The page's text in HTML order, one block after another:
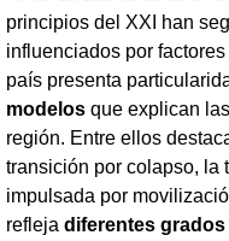
principios del XXI han
influenciados por
país presenta
modelos que explican
región. Entre ellos
transición por colapso, la
impulsada por
refleja diferentes